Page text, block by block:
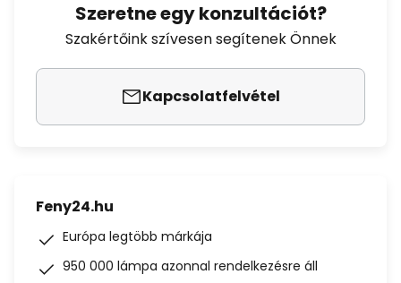
Szeretne egy konzultációt?
Szakértőink szívesen segítenek Önnek
Kapcsolatfelvétel
Feny24.hu
Európa legtöbb márkája
950 000 lámpa azonnal rendelkezésre áll